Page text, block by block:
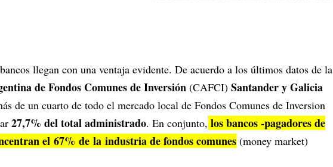
llegan con una ventaja evidente. De acuerdo a los últimos datos de la
de Fondos Comunes de Inversión (CAFCI) Santander y Galicia
de un cuarto de todo el mercado local de Fondos Comunes de Inversion
27,7% del total administrado. En conjunto, los bancos -pagadores de
el 67% de la industria de fondos comunes (money market)